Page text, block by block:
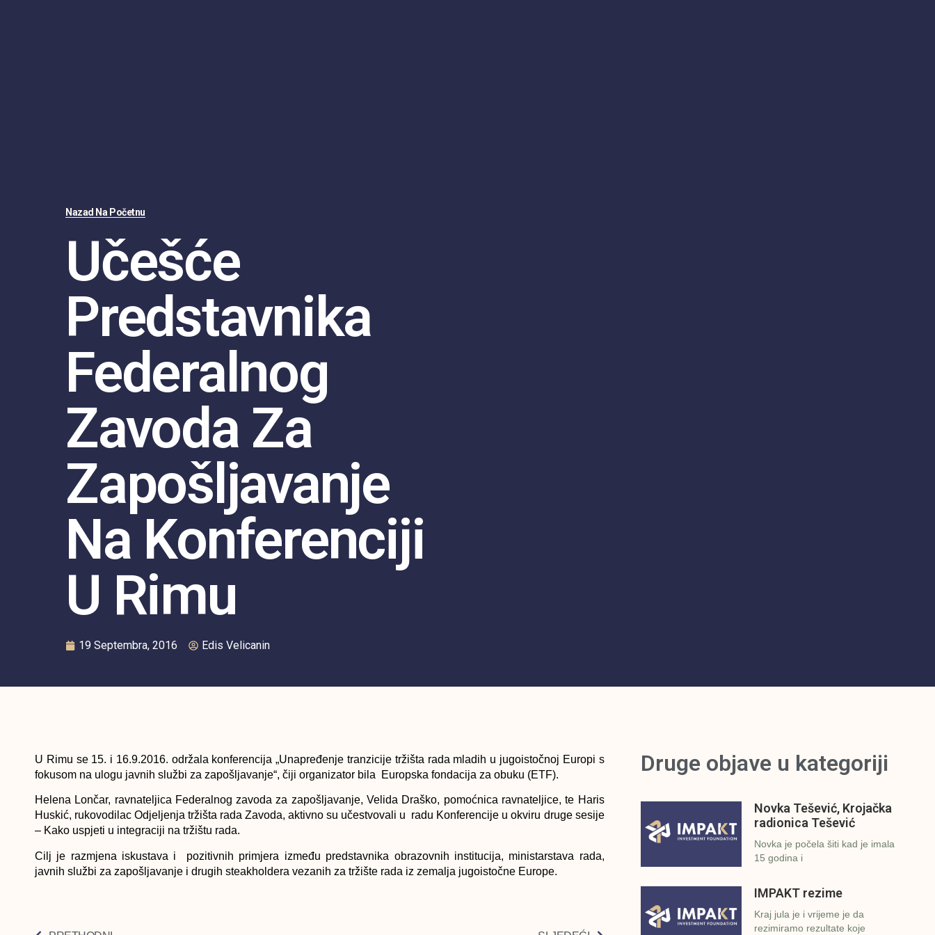
Nazad Na Početnu
Učešće
Predstavnika
Federalnog
Zavoda Za
Zapošljavanje
Na Konferenciji
U Rimu
19 Septembra, 2016 Edis Velicanin
U Rimu se 15. i 16.9.2016. održala konferencija „Unapređenje tranzicije tržišta rada mladih u jugoistočnoj Europi s
fokusom na ulogu javnih službi za zapošljavanje“, čiji organizator bila Europska fondacija za obuku (ETF).
Helena Lončar, ravnateljica Federalnog zavoda za zapošljavanje, Velida Draško, pomoćnica ravnateljice, te Haris
Huskić, rukovodilac Odjeljenja tržišta rada Zavoda, aktivno su učestvovali u radu Konferencije u okviru druge sesije
– Kako uspjeti u integraciji na tržištu rada.
Cilj je razmjena iskustava i pozitivnih primjera između predstavnika obrazovnih institucija, ministarstava rada,
javnih službi za zapošljavanje i drugih steakholdera vezanih za tržište rada iz zemalja jugoistočne Europe.
Druge objave u kategoriji
Novka Tešević, Krojačka
radionica Tešević
Novka je počela šiti kad je imala
15 godina i
IMPAKT rezime
Kraj jula je i vrijeme je da
rezimiramo rezultate koje